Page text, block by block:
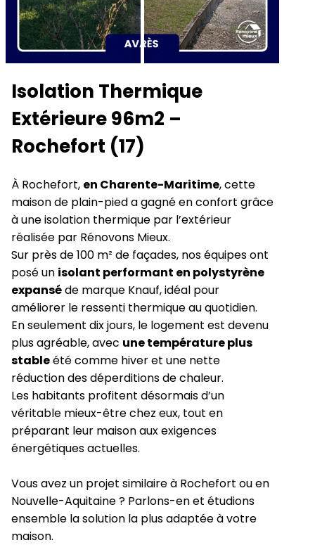
Isolation Thermique
Extérieure 96m2 –
Rochefort (17)
À Rochefort, en Charente-Maritime, cette
maison de plain-pied a gagné en confort grâce
à une isolation thermique par l’extérieur
réalisée par Rénovons Mieux.
Sur près de 100 m² de façades, nos équipes ont
posé un isolant performant en polystyrène
expanséde marque Knauf, idéal pour
améliorer le ressenti thermique au quotidien.
En seulement dix jours, le logement est devenu
plus agréable, avec une température plus
stableété comme hiver et une nette
réduction des déperditions de chaleur.
Les habitants profitent désormais d’un
véritable mieux-être chez eux, tout en
préparant leur maison aux exigences
énergétiques actuelles.
Vous avez un projet similaire à Rochefort ou en
Nouvelle-Aquitaine ? Parlons-en et étudions
ensemble la solution la plus adaptée à votre
maison.